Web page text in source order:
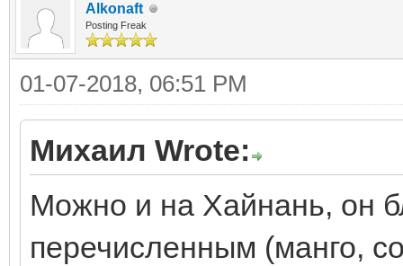
Alkonaft
Posting Freak
01-07-2018, 06:51 PM
Михаил Wrote:
Можно и на Хайнань, он
перечисленным (манго,